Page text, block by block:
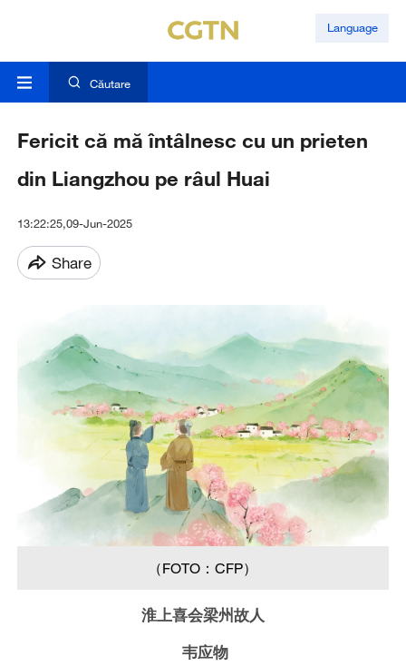
Language
Căutare
Fericit că mă întâlnesc cu un prieten
din Liangzhou pe râul Huai
13:22:25,09-Jun-2025
Share
（FOTO：CFP）
淮上喜会梁州故人
韦应物